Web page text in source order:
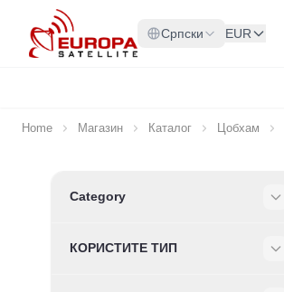
Skip to Content
Српски EUR
Home Магазин Каталог Цобхам
Skip to product list
Category
КОРИСТИТЕ ТИП